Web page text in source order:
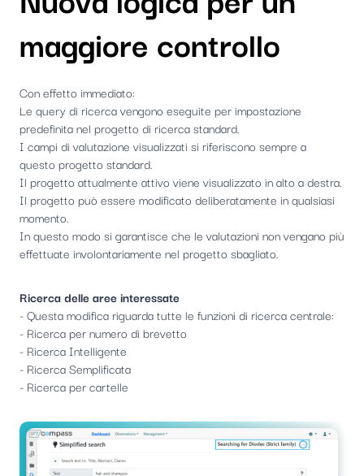
maggiore controllo
Con effetto immediato:
Le query di ricerca vengono eseguite per impostazione
predefinita nel progetto di ricerca standard.
I campi di valutazione visualizzati si riferiscono sempre a
questo progetto standard.
Il progetto attualmente attivo viene visualizzato in alto a destra.
Il progetto può essere modificato deliberatamente in qualsiasi
momento.
In questo modo si garantisce che le valutazioni non vengano più
effettuate involontariamente nel progetto sbagliato.
Ricerca delle aree interessate
- Questa modifica riguarda tutte le funzioni di ricerca centrale:
- Ricerca per numero di brevetto
- Ricerca Intelligente
- Ricerca Semplificata
- Ricerca per cartelle